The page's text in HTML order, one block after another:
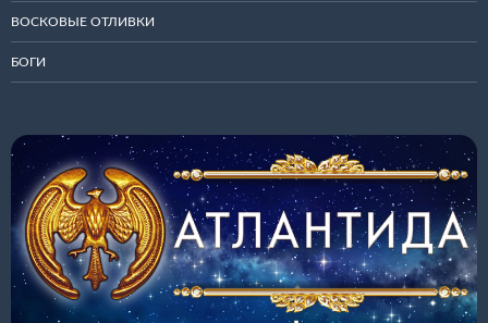
ВОСКОВЫЕ ОТЛИВКИ
БОГИ